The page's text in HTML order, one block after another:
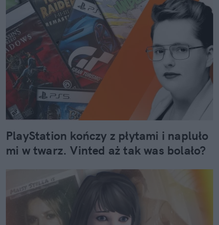
PlayStation kończy z płytami i napluło
mi w twarz. Vinted aż tak was bolało?